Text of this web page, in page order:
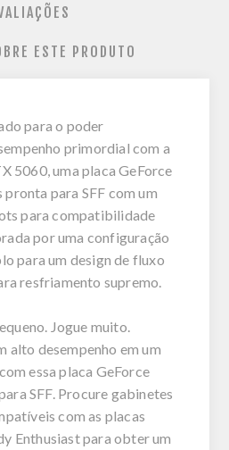
ESTE PRODUTO
para o poder
primordial com a
5060, uma placa GeForce
pronta para SFF com um
para compatibilidade
por uma configuração
para um design de fluxo
resfriamento supremo.
Jogue muito.
alto desempenho em um
essa placa GeForce
SFF. Procure gabinetes
com as placas
Enthusiast para obter um